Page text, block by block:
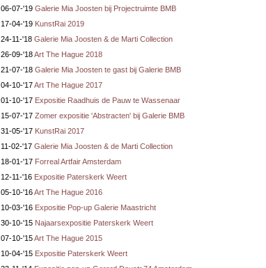
06-07-'19 Galerie Mia Joosten bij Projectruimte BMB
17-04-'19 KunstRai 2019
24-11-'18 Galerie Mia Joosten & de Marti Collection
26-09-'18Art The Hague 2018
21-07-'18 Galerie Mia Joosten te gast bij Galerie BMB
04-10-'17Art The Hague 2017
01-10-'17 Expositie Raadhuis de Pauw te Wassenaar
15-07-'17 Zomer expositie 'Abstracten' bij Galerie BMB
31-05-'17 KunstRai 2017
11-02-'17 Galerie Mia Joosten & de Marti Collection
18-01-'17 Forreal Artfair Amsterdam
12-11-'16 Expositie Paterskerk Weert
05-10-'16Art The Hague 2016
10-03-'16 Expositie Pop-up Galerie Maastricht
30-10-'15 Najaarsexpositie Paterskerk Weert
07-10-'15Art The Hague 2015
10-04-'15 Expositie Paterskerk Weert